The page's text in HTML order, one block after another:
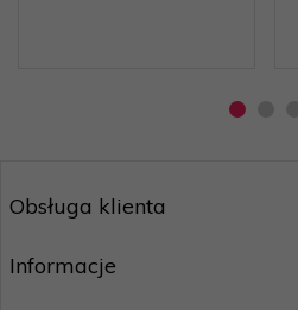
Obsługa klienta
Informacje